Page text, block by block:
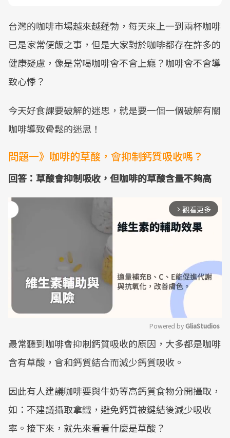
台灣的咖啡市場越來越蓬勃，每天來上一到兩杯咖啡
已是家常便飯之事，但是大家對於咖啡都存在許多的
健康疑慮，像是常喝咖啡會不會上癮？咖啡會不會導
致心悸？
今天好食課要破解的迷思，就是要一個一個破解有關
咖啡導致骨鬆的迷思！
問題一》咖啡的草酸，會抑制鈣質吸收嗎？
回答：草酸會抑制吸收，但咖啡的草酸含量不夠高
arrow_forward_ios 觀看更多
Mute
Powered by GliaStudios
最常聽到咖啡會抑制鈣質吸收的原因，大多都是咖啡
含有草酸，會和鈣質結合而減少鈣質吸收。
因此有人建議咖啡要與牛奶等高鈣質食物分開攝取，
如：不建議攝取拿鐵，避免鈣質被鍵結後減少吸收
率。接下來，就先來看看什麼是草酸？